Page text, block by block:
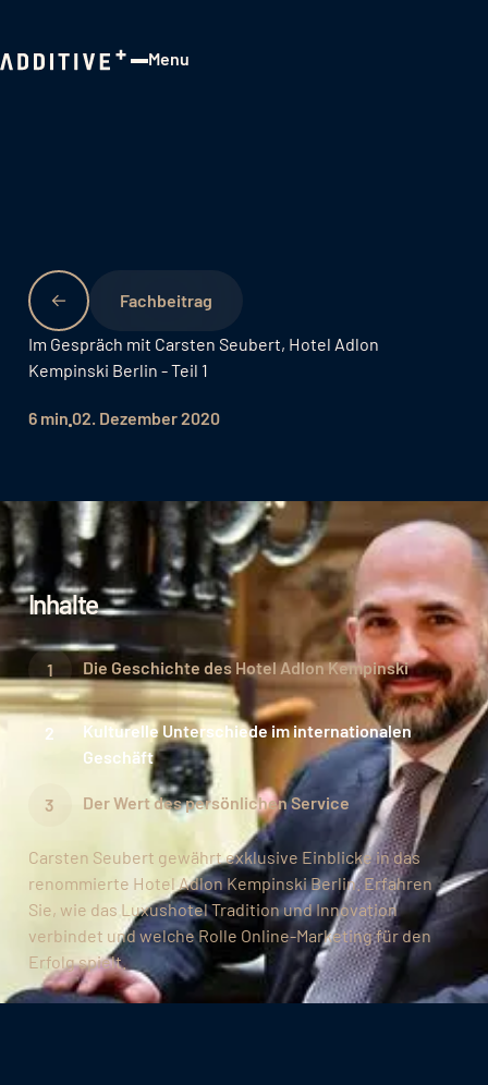
Menu
Fachbeitrag
Im Gespräch mit Carsten Seubert, Hotel Adlon
Kempinski Berlin - Teil 1
6 min 02. Dezember 2020
Carsten Seubert gewährt exklusive Einblicke in das
renommierte Hotel Adlon Kempinski Berlin. Erfahren
Sie, wie das Luxushotel Tradition und Innovation
verbindet und welche Rolle Online-Marketing für den
Erfolg spielt.
Inhalte
Die Geschichte des Hotel Adlon Kempinski
Kulturelle Unterschiede im internationalen
Geschäft
Der Wert des persönlichen Service